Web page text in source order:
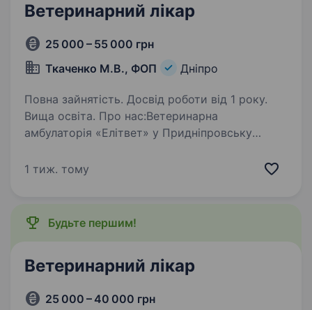
Ветеринарний лікар
25 000 – 55 000 грн
Ткаченко М.В., ФОП
Дніпро
Повна зайнятість. Досвід роботи від 1 року.
Вища освіта. Про нас:Ветеринарна
амбулаторія «Елітвет» у Придніпровську
ветеринарної медицини та асистента лікаря.
1 тиж. тому
Будьте першим!
Ветеринарний лікар
25 000 – 40 000 грн